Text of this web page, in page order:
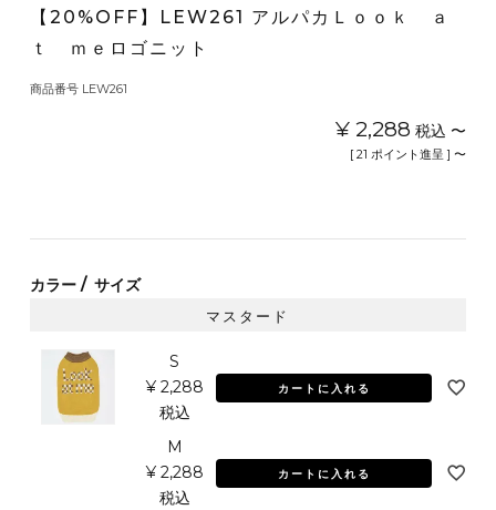
【20%OFF】LEW261 アルパカＬｏｏｋ ａ
ｔ ｍｅロゴニット
商品番号 LEW261
¥ 2,288 税込 〜
[ 21 ポイント進呈 ] 〜
カラー サイズ
マスタード
S
¥ 2,288
税込
カートに入れる
M
¥ 2,288
税込
カートに入れる